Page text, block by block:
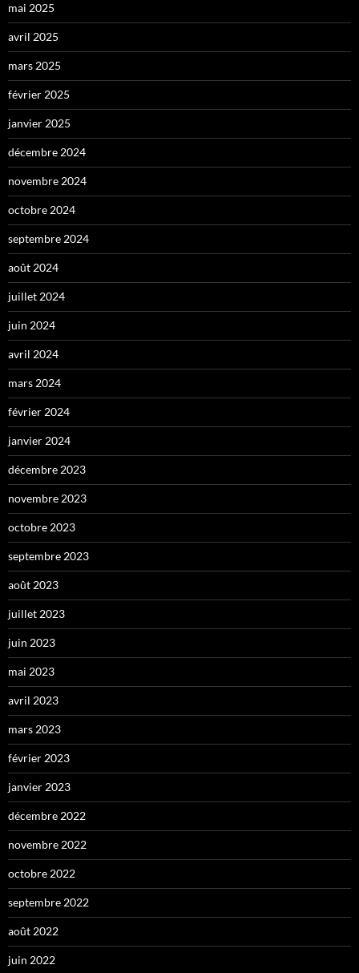
mai 2025
avril 2025
mars 2025
février 2025
janvier 2025
décembre 2024
novembre 2024
octobre 2024
septembre 2024
août 2024
juillet 2024
juin 2024
avril 2024
mars 2024
février 2024
janvier 2024
décembre 2023
novembre 2023
octobre 2023
septembre 2023
août 2023
juillet 2023
juin 2023
mai 2023
avril 2023
mars 2023
février 2023
janvier 2023
décembre 2022
novembre 2022
octobre 2022
septembre 2022
août 2022
juin 2022